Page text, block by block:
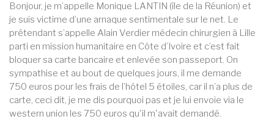
Bonjour, je m’appelle Monique LANTIN (île de la Réunion) et
je suis victime d’une arnaque sentimentale sur le net. Le
prétendant s’appelle Alain Verdier médecin chirurgien à Lille
parti en mission humanitaire en Côte d’Ivoire et c’est fait
bloquer sa carte bancaire et enlevée son passeport. On
sympathise et au bout de quelques jours, il me demande
750 euros pour les frais de l’hôtel 5 étoiles, car il n’a plus de
carte, ceci dit, je me dis pourquoi pas et je lui envoie via le
western union les 750 euros qu'il m'avait demandé.